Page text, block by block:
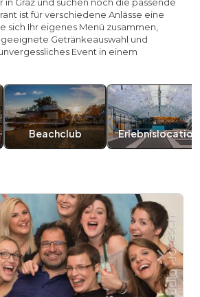
ist für verschiedene Anlässe eine
sich Ihr eigenes Menü zusammen,
Getränkeauswahl und
Event in einem
Beachclub Erlebnislocation